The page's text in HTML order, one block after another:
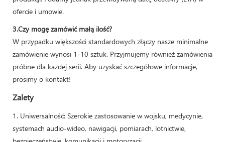
ofercie i umowie.
3.Czy mogę zamówić małą ilość?
W przypadku większości standardowych złączy nasze minimalne
zamówienie wynosi 1-10 sztuk. Przyjmujemy również zamówienia
próbne dla każdej serii. Aby uzyskać szczegółowe informacje,
prosimy o kontakt!
Zalety
1. Uniwersalność: Szerokie zastosowanie w wojsku, medycynie,
systemach audio-wideo, nawigacji, pomiarach, lotnictwie,